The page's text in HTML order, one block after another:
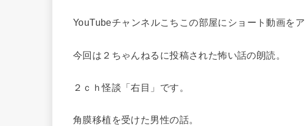
YouTubeチャンネルこちこの部屋にショート動画をア
今回は２ちゃんねるに投稿された怖い話の朗読。
２ｃｈ怪談「右目」です。
角膜移植を受けた男性の話。